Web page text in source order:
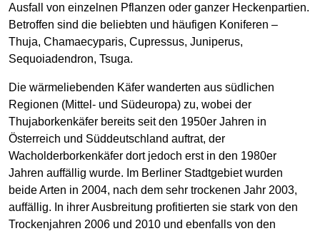
Ausfall von einzelnen Pflanzen oder ganzer Heckenpartien.
Betroffen sind die beliebten und häufigen Koniferen –
Thuja, Chamaecyparis, Cupressus, Juniperus,
Sequoiadendron, Tsuga.
Die wärmeliebenden Käfer wanderten aus südlichen
Regionen (Mittel- und Südeuropa) zu, wobei der
Thujaborkenkäfer bereits seit den 1950er Jahren in
Österreich und Süddeutschland auftrat, der
Wacholderborkenkäfer dort jedoch erst in den 1980er
Jahren auffällig wurde. Im Berliner Stadtgebiet wurden
beide Arten in 2004, nach dem sehr trockenen Jahr 2003,
auffällig. In ihrer Ausbreitung profitierten sie stark von den
Trockenjahren 2006 und 2010 und ebenfalls von den